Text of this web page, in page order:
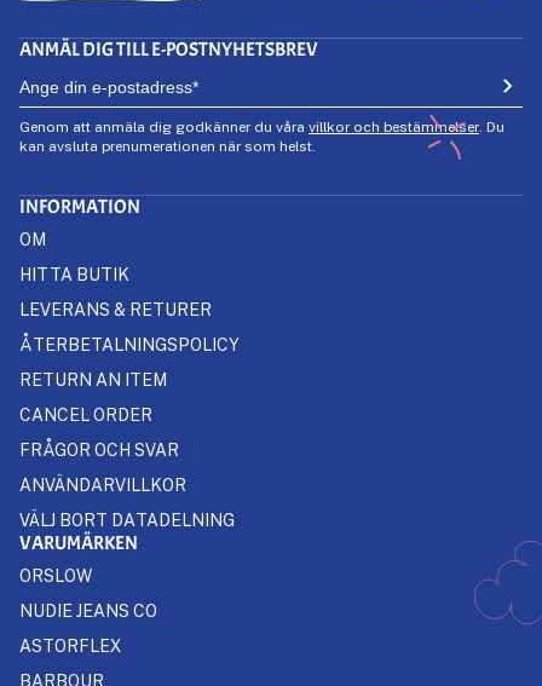
ANMÄL DIG TILL E-POSTNYHETSBREV
Genom att anmäla dig godkänner du våra villkor och bestämmelser. Du
kan avsluta prenumerationen när som helst.
INFORMATION
OM
HITTA BUTIK
LEVERANS & RETURER
ÅTERBETALNINGSPOLICY
RETURN AN ITEM
CANCEL ORDER
FRÅGOR OCH SVAR
ANVÄNDARVILLKOR
VÄLJ BORT DATADELNING
VARUMÄRKEN
ORSLOW
NUDIE JEANS CO
ASTORFLEX
BARBOUR